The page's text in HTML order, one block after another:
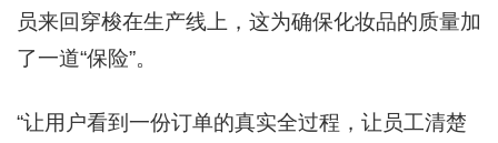
员来回穿梭在生产线上，这为确保化妆品的质量加
了一道“保险”。
“让用户看到一份订单的真实全过程，让员工清楚